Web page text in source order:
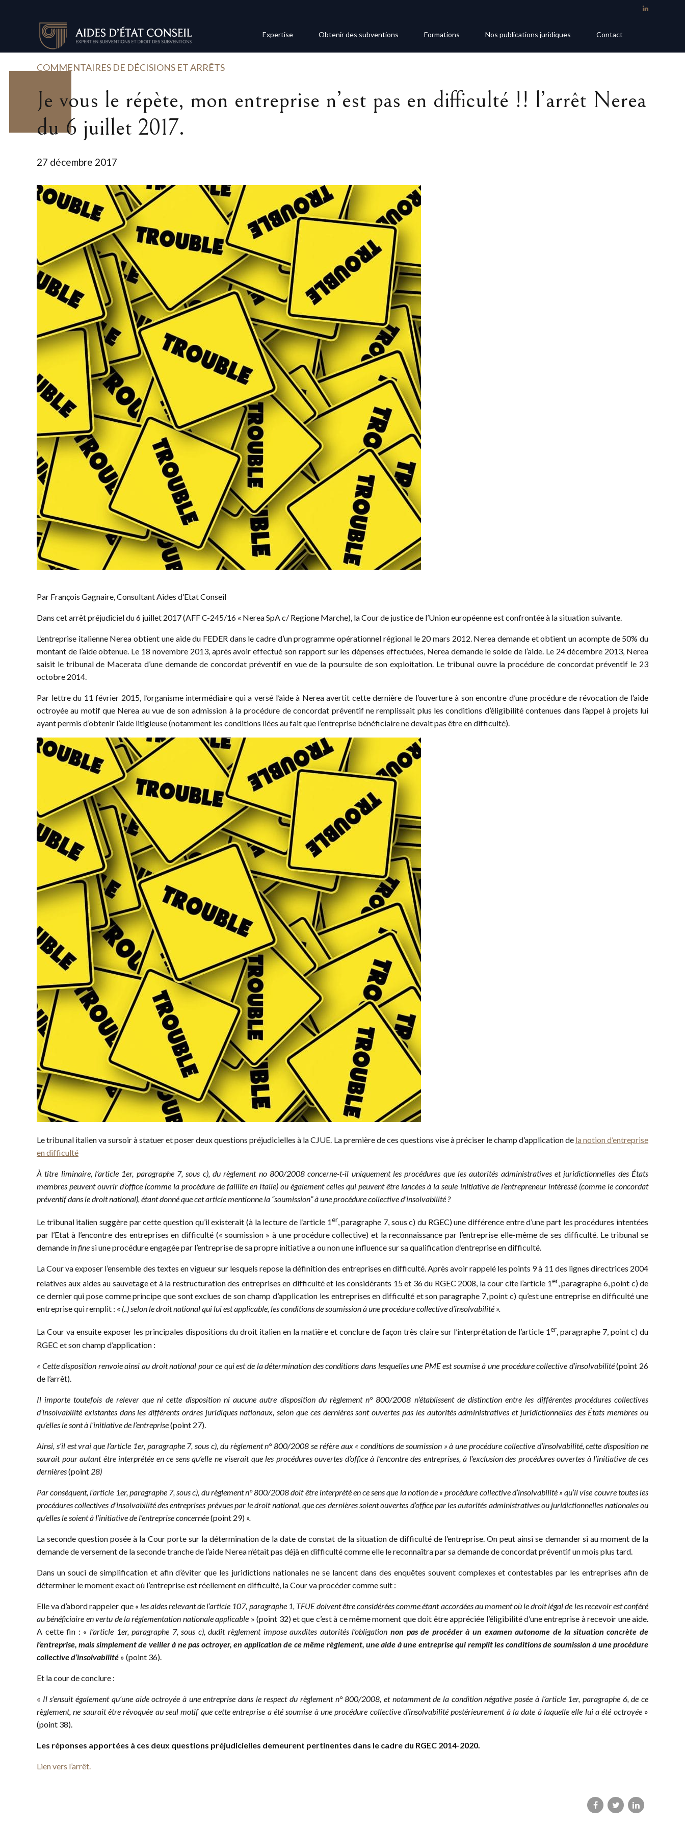
Expertise Obtenir des subventions Formations Nos publications juridiques Contact
COMMENTAIRES DE DÉCISIONS ET ARRÊTS
Je vous le répète, mon entreprise n’est pas en difficulté !! l’arrêt Nerea
du 6 juillet 2017.
27 décembre 2017
Par François Gagnaire, Consultant Aides d’Etat Conseil
Dans cet arrêt préjudiciel du 6 juillet 2017 (AFF C-245/16 « Nerea SpA c/ Regione Marche), la Cour de justice de l’Union européenne est confrontée à la situation suivante.
L’entreprise italienne Nerea obtient une aide du FEDER dans le cadre d’un programme opérationnel régional le 20 mars 2012. Nerea demande et obtient un acompte de 50% du
montant de l’aide obtenue. Le 18 novembre 2013, après avoir effectué son rapport sur les dépenses effectuées, Nerea demande le solde de l’aide. Le 24 décembre 2013, Nerea
saisit le tribunal de Macerata d’une demande de concordat préventif en vue de la poursuite de son exploitation. Le tribunal ouvre la procédure de concordat préventif le 23
octobre 2014.
Par lettre du 11 février 2015, l’organisme intermédiaire qui a versé l’aide à Nerea avertit cette dernière de l’ouverture à son encontre d’une procédure de révocation de l’aide
octroyée au motif que Nerea au vue de son admission à la procédure de concordat préventif ne remplissait plus les conditions d’éligibilité contenues dans l’appel à projets lui
ayant permis d’obtenir l’aide litigieuse (notamment les conditions liées au fait que l’entreprise bénéficiaire ne devait pas être en difficulté).
Le tribunal italien va sursoir à statuer et poser deux questions préjudicielles à la CJUE. La première de ces questions vise à préciser le champ d’application de la notion d’entreprise
en difficulté
À titre liminaire, l’article 1er, paragraphe 7, sous c), du règlement no 800/2008 concerne-t-il uniquement les procédures que les autorités administratives et juridictionnelles des États
membres peuvent ouvrir d’office (comme la procédure de faillite en Italie) ou également celles qui peuvent être lancées à la seule initiative de l’entrepreneur intéressé (comme le concordat
préventif dans le droit national), étant donné que cet article mentionne la “soumission” à une procédure collective d’insolvabilité ?
Le tribunal italien suggère par cette question qu’il existerait (à la lecture de l’article 1er, paragraphe 7, sous c) du RGEC) une différence entre d’une part les procédures intentées
par l’Etat à l’encontre des entreprises en difficulté (« soumission » à une procédure collective) et la reconnaissance par l’entreprise elle-même de ses difficulté. Le tribunal se
demande in finesi une procédure engagée par l’entreprise de sa propre initiative a ou non une influence sur sa qualification d’entreprise en difficulté.
La Cour va exposer l’ensemble des textes en vigueur sur lesquels repose la définition des entreprises en difficulté. Après avoir rappelé les points 9 à 11 des lignes directrices 2004
relatives aux aides au sauvetage et à la restructuration des entreprises en difficulté et les considérants 15 et 36 du RGEC 2008, la cour cite l’article 1er, paragraphe 6, point c) de
ce dernier qui pose comme principe que sont exclues de son champ d’application les entreprises en difficulté et son paragraphe 7, point c) qu’est une entreprise en difficulté une
entreprise qui remplit : « (..) selon le droit national qui lui est applicable, les conditions de soumission à une procédure collective d’insolvabilité ».
La Cour va ensuite exposer les principales dispositions du droit italien en la matière et conclure de façon très claire sur l’interprétation de l’article 1er, paragraphe 7, point c) du
RGEC et son champ d’application :
« Cette disposition renvoie ainsi au droit national pour ce qui est de la détermination des conditions dans lesquelles une PME est soumise à une procédure collective d’insolvabilité(point 26
de l’arrêt).
Il importe toutefois de relever que ni cette disposition ni aucune autre disposition du règlement n° 800/2008 n’établissent de distinction entre les différentes procédures collectives
d’insolvabilité existantes dans les différents ordres juridiques nationaux, selon que ces dernières sont ouvertes pas les autorités administratives et juridictionnelles des États membres ou
qu’elles le sont à l’initiative de l’entreprise(point 27).
Ainsi, s’il est vrai que l’article 1er, paragraphe 7, sous c), du règlement n° 800/2008 se réfère aux « conditions de soumission » à une procédure collective d’insolvabilité, cette disposition ne
saurait pour autant être interprétée en ce sens qu’elle ne viserait que les procédures ouvertes d’office à l’encontre des entreprises, à l’exclusion des procédures ouvertes à l’initiative de ces
dernières(point 28)
Par conséquent, l’article 1er, paragraphe 7, sous c), du règlement n° 800/2008 doit être interprété en ce sens que la notion de « procédure collective d’insolvabilité » qu’il vise couvre toutes les
procédures collectives d’insolvabilité des entreprises prévues par le droit national, que ces dernières soient ouvertes d’office par les autorités administratives ou juridictionnelles nationales ou
qu’elles le soient à l’initiative de l’entreprise concernée(point 29) ».
La seconde question posée à la Cour porte sur la détermination de la date de constat de la situation de difficulté de l’entreprise. On peut ainsi se demander si au moment de la
demande de versement de la seconde tranche de l’aide Nerea n’était pas déjà en difficulté comme elle le reconnaîtra par sa demande de concordat préventif un mois plus tard.
Dans un souci de simplification et afin d’éviter que les juridictions nationales ne se lancent dans des enquêtes souvent complexes et contestables par les entreprises afin de
déterminer le moment exact où l’entreprise est réellement en difficulté, la Cour va procéder comme suit :
Elle va d’abord rappeler que « les aides relevant de l’article 107, paragraphe 1, TFUE doivent être considérées comme étant accordées au moment où le droit légal de les recevoir est conféré
au bénéficiaire en vertu de la réglementation nationale applicable » (point 32) et que c’est à ce même moment que doit être appréciée l’éligibilité d’une entreprise à recevoir une aide.
A cette fin : « l’article 1er, paragraphe 7, sous c), dudit règlement impose auxdites autorités l’obligation non pas de procéder à un examen autonome de la situation concrète de
l’entreprise, mais simplement de veiller à ne pas octroyer, en application de ce même règlement, une aide à une entreprise qui remplit les conditions de soumission à une procédure
collective d’insolvabilité » (point 36).
Et la cour de conclure :
« Il s’ensuit également qu’une aide octroyée à une entreprise dans le respect du règlement n° 800/2008, et notamment de la condition négative posée à l’article 1er, paragraphe 6, de ce
règlement, ne saurait être révoquée au seul motif que cette entreprise a été soumise à une procédure collective d’insolvabilité postérieurement à la date à laquelle elle lui a été octroyée»
(point 38).
Les réponses apportées à ces deux questions préjudicielles demeurent pertinentes dans le cadre du RGEC 2014-2020.
Lien vers l’arrêt.